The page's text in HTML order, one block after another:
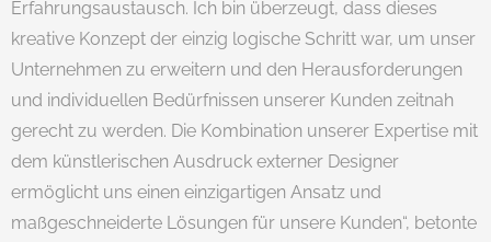
Erfahrungsaustausch. Ich bin überzeugt, dass dieses
kreative Konzept der einzig logische Schritt war, um unser
Unternehmen zu erweitern und den Herausforderungen
und individuellen Bedürfnissen unserer Kunden zeitnah
gerecht zu werden. Die Kombination unserer Expertise mit
dem künstlerischen Ausdruck externer Designer
ermöglicht uns einen einzigartigen Ansatz und
maßgeschneiderte Lösungen für unsere Kunden“, betonte